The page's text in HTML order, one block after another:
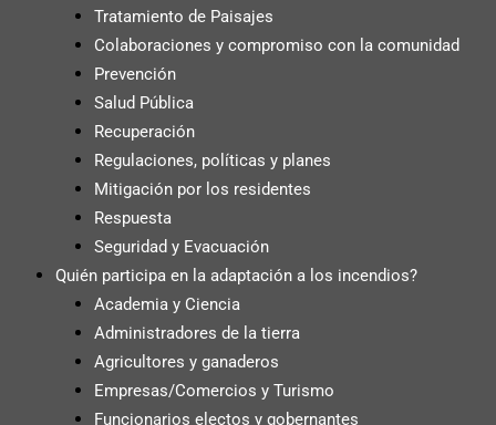
Tratamiento de Paisajes
Colaboraciones y compromiso con la comunidad
Prevención
Salud Pública
Recuperación
Regulaciones, políticas y planes
Mitigación por los residentes
Respuesta
Seguridad y Evacuación
Quién participa en la adaptación a los incendios?
Academia y Ciencia
Administradores de la tierra
Agricultores y ganaderos
Empresas/Comercios y Turismo
Funcionarios electos y gobernantes